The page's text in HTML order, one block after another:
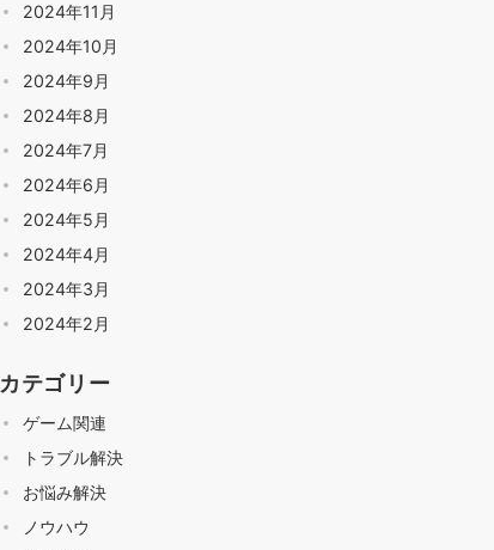
2024年11月
2024年10月
2024年9月
2024年8月
2024年7月
2024年6月
2024年5月
2024年4月
2024年3月
2024年2月
カテゴリー
ゲーム関連
トラブル解決
お悩み解決
ノウハウ